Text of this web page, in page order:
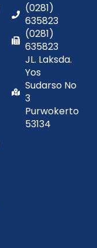
(0281)
635823
(0281)
635823
JL. Laksda.
Yos
Sudarso No
3
Purwokerto
53134